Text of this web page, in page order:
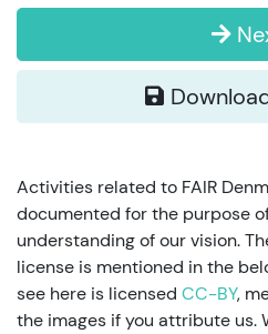
Activities related to FAIR
documented for the purpose
understanding of our vision.
license is mentioned in the
see here is licensed CC-BY,
the images if you attribute us.